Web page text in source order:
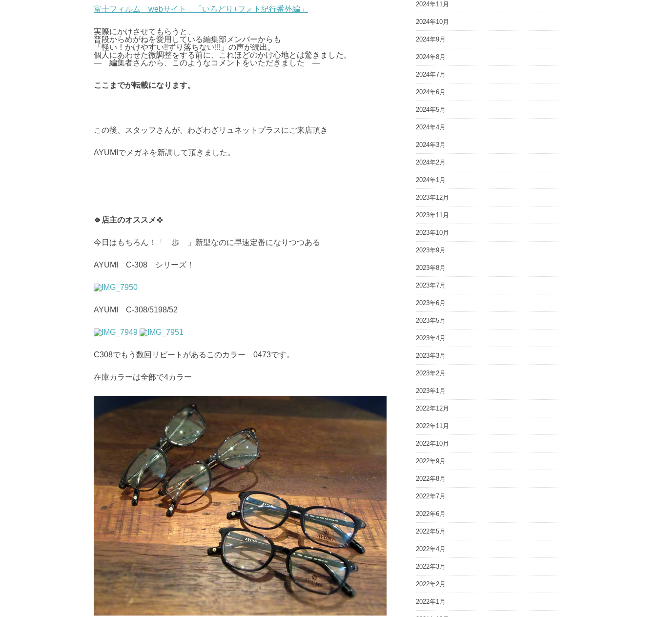
富士フィルム webサイト 「いろどり+フォト紀行番外編」
実際にかけさせてもらうと、
普段からめがねを愛用している編集部メンバーからも
「軽い！かけやすい!!ずり落ちない!!!」の声が続出。
個人にあわせた微調整をする前に、これほどのかけ心地とは驚きました。
― 編集者さんから、このようなコメントをいただきました ―
ここまでが転載になります。
この後、スタッフさんが、わざわざリュネットプラスにご来店頂き
AYUMIでメガネを新調して頂きました。
🍀 店主のオススメ 🍀
今日はもちろん！「 歩 」新型なのに早速定番になりつつある
AYUMI C-308 シリーズ！
AYUMI C-308/5198/52
C308でもう数回リピートがあるこのカラー 0473です。
在庫カラーは全部で4カラー
2024年11月
2024年10月
2024年9月
2024年8月
2024年7月
2024年6月
2024年5月
2024年4月
2024年3月
2024年2月
2024年1月
2023年12月
2023年11月
2023年10月
2023年9月
2023年8月
2023年7月
2023年6月
2023年5月
2023年4月
2023年3月
2023年2月
2023年1月
2022年12月
2022年11月
2022年10月
2022年9月
2022年8月
2022年7月
2022年6月
2022年5月
2022年4月
2022年3月
2022年2月
2022年1月